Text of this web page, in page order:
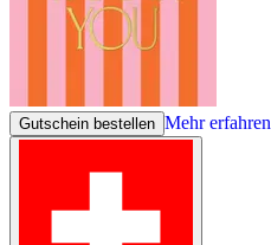
Gutschein bestellen Mehr erfahren